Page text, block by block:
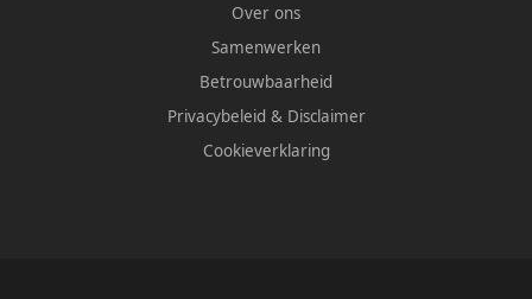
Over ons
Samenwerken
Betrouwbaarheid
Privacybeleid & Disclaimer
Cookieverklaring